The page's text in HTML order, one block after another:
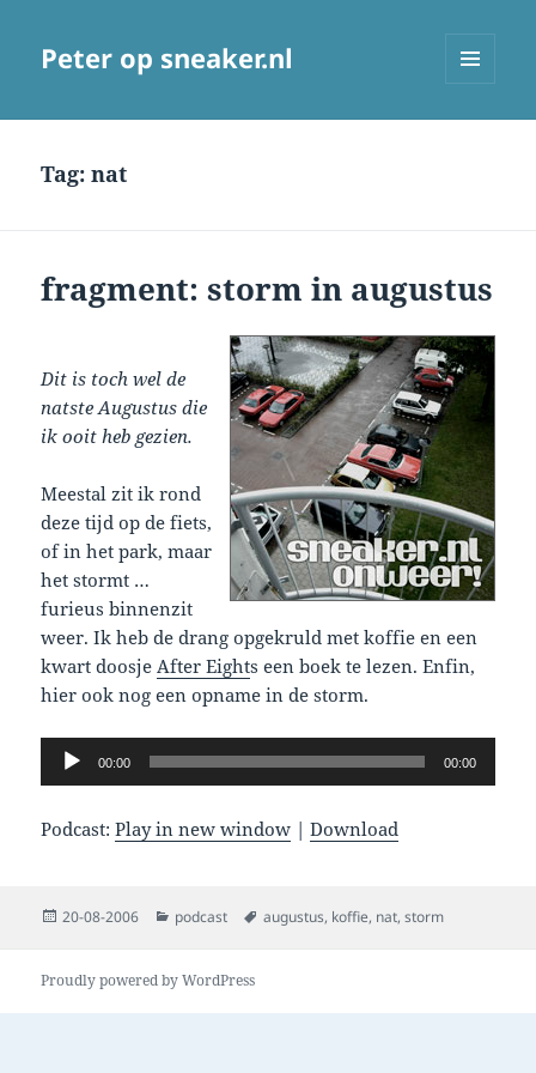
Peter op sneaker.nl
Tag:nat
fragment: storm in augustus
Dit is toch wel de
natste Augustus die
ik ooit heb gezien.
Meestal zit ik rond
deze tijd op de fiets,
of in het park, maar
het stormt …
furieus binnenzit
weer. Ik heb de drang opgekruld met koffie en een
kwart doosjeAfter Eights een boek te lezen. Enfin,
hier ook nog een opname in de storm.
Audio
Player
00:00 00:00
Podcast:Play in new window |Download
Posted
20-08-2006 Categories
podcast Tags
augustus, koffie, nat,storm
Proudly powered by WordPress